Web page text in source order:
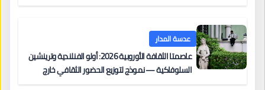
عدسة المدار
عاصمتا الثقافة الأوروبية 2026: أولو الفنلندية وترينشين
السلوفاكية — نموذج لتوزيع الحضور الثقافي خارج